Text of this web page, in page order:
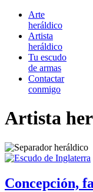
Arte
heráldico
Artista
heráldico
Tu escudo
de armas
Contactar
conmigo
Artista
Concepción,